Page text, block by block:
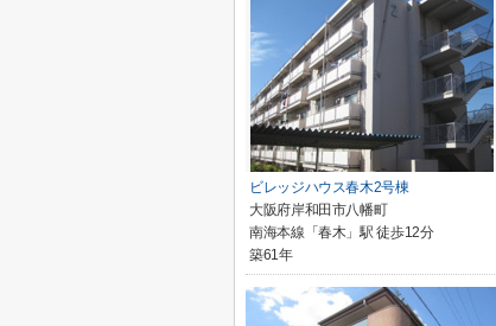
ビレッジハウス春木2号棟
大阪府岸和田市八幡町
南海本線「春木」駅 徒歩12分
築61年